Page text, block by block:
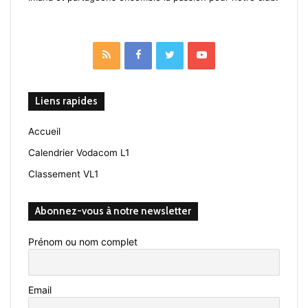
RSS FacebookTwitterYouTube
Liens rapides
Accueil
Calendrier Vodacom L1
Classement VL1
Abonnez-vous à notre newsletter
Prénom ou nom complet
Email